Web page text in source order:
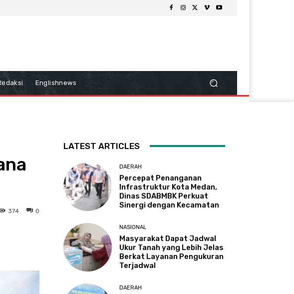
Englishnews
0
374
LATEST ARTICLES
DAERAH
Percepat Penanganan
Infrastruktur Kota Medan,
Dinas SDABMBK Perkuat
Sinergi dengan Kecamatan
NASIONAL
Masyarakat Dapat Jadwal
Ukur Tanah yang Lebih Jelas
Berkat Layanan Pengukuran
Terjadwal
DAERAH